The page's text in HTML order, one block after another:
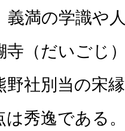
義満の学識や
寺（だいごじ
野社別当の宋
は秀逸である